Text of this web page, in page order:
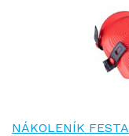
NÁKOLENÍK FESTA